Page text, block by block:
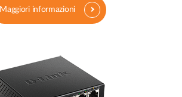
Maggiori informazioni